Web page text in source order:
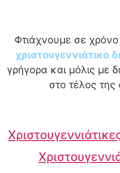
Φτιάχνουμε σε
χριστουγεννιάτικο
γρήγορα και μόλις με
στο τέλος